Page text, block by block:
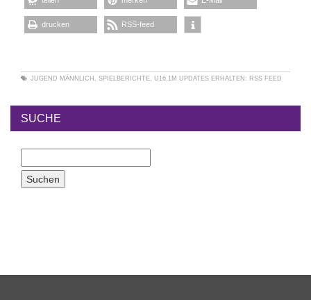
drucken RSS-feed
JUGEND MÄNNLICH , SPIELBERICHTE, U16.1M UPDATES ERHALTEN: RSS FEED
SUCHE